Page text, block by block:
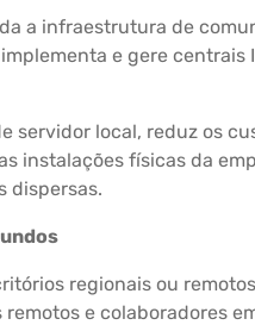
a infraestrutura de
e gere
servidor local, reduz os
instalações físicas da
dispersas.
regionais ou
e colaboradores